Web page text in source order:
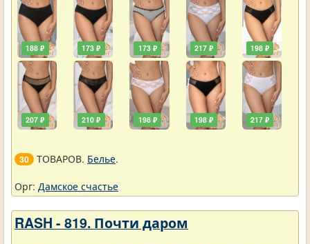
188 ₽
207 ₽
173 ₽
210 ₽
173 ₽
198 ₽
217 ₽
198 ₽
198 ₽
217 ₽
30 ТОВАРОВ. Белье.
Орг: Дамское счастье
RASH - 819. Почти даром